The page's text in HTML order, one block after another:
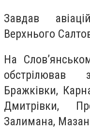
Завдав
Верхнього
На
обстрілював
Бражківки,
Дмитрівки,
Залимана,